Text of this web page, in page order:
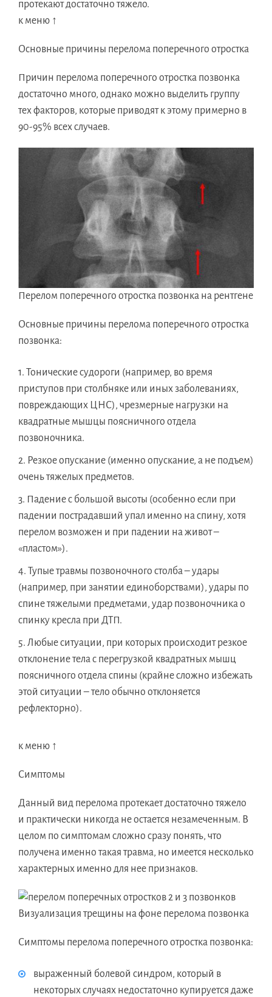
протекают достаточно тяжело.
к меню ↑
Основные причины перелома поперечного отростка
Причин перелома поперечного отростка позвонка
достаточно много, однако можно выделить группу
тех факторов, которые приводят к этому примерно в
90-95% всех случаев.
Перелом поперечного отростка позвонка на рентгене
Основные причины перелома поперечного отростка
позвонка:
Тонические судороги (например, во время
приступов при столбняке или иных заболеваниях,
повреждающих ЦНС), чрезмерные нагрузки на
квадратные мышцы поясничного отдела
позвоночника.
Резкое опускание (именно опускание, а не подъем)
очень тяжелых предметов.
Падение с большой высоты (особенно если при
падении пострадавший упал именно на спину, хотя
перелом возможен и при падении на живот –
«пластом»).
Тупые травмы позвоночного столба – удары
(например, при занятии единоборствами), удары по
спине тяжелыми предметами, удар позвоночника о
спинку кресла при ДТП.
Любые ситуации, при которых происходит резкое
отклонение тела с перегрузкой квадратных мышц
поясничного отдела спины (крайне сложно избежать
этой ситуации – тело обычно отклоняется
рефлекторно).
к меню ↑
Симптомы
Данный вид перелома протекает достаточно тяжело
и практически никогда не остается незамеченным. В
целом по симптомам сложно сразу понять, что
получена именно такая травма, но имеется несколько
характерных именно для нее признаков.
Визуализация трещины на фоне перелома позвонка
Симптомы перелома поперечного отростка позвонка:
выраженный болевой синдром, который в
некоторых случаях недостаточно купируется даже